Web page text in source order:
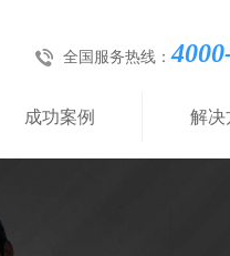
全国服务热线：
成功案例 解决